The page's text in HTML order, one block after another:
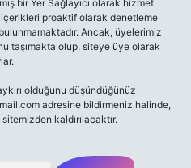
bir Yer Sağlayıcı olarak hizmet
proaktif olarak denetleme
Ancak, üyelerimiz
taşımakta olup, siteye üye olarak
olduğunu düşündüğünüz
adresine bildirmeniz halinde,
kaldırılacaktır.